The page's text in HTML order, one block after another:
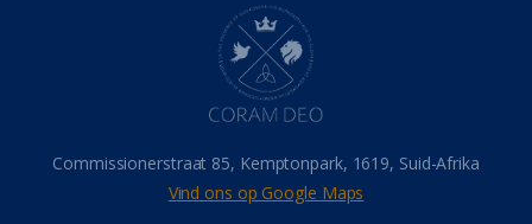
Hemel (31)
Israel (14)
Millennium(1)
Oordeelsdag(19)
Verheerlikte liggaam
Wederkoms
(27)
Gebed(87)
Commissionerstraat 85, Kemptonpark, 1619, Suid-Afrika
Vind ons op Google Maps